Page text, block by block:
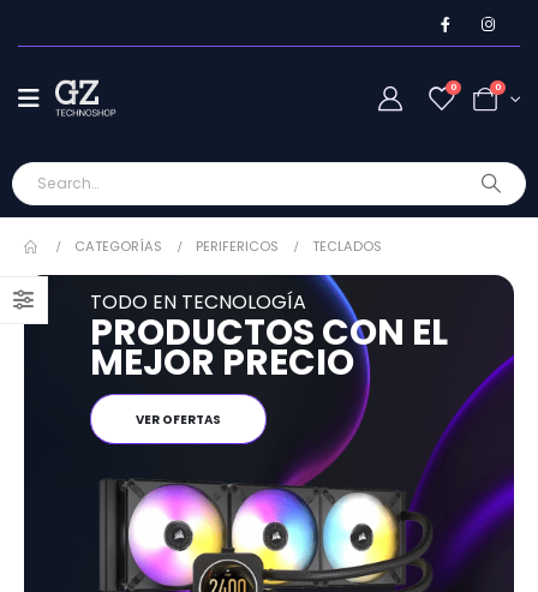
0 0
CATEGORÍAS PERIFERICOS TECLADOS
TODO EN TECNOLOGÍA
PRODUCTOS CON EL
MEJOR PRECIO
VER OFERTAS